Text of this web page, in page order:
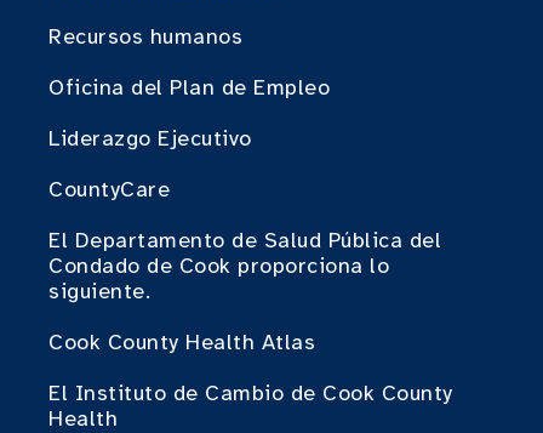
Recursos humanos
Oficina del Plan de Empleo
Liderazgo Ejecutivo
CountyCare
El Departamento de Salud Pública del
Condado de Cook proporciona lo
siguiente.
Cook County Health Atlas
El Instituto de Cambio de Cook County
Health